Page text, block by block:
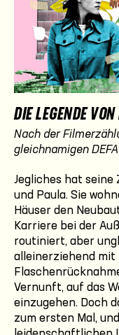
DIE LEGENDE
Nach der
gleichnamigen
Jegliches hat seine
und Paula. Sie
Häuser den
Karriere bei der
routiniert, aber
alleinerziehend mit
Vernunft, auf das
einzugehen. Doch
zum ersten Mal,